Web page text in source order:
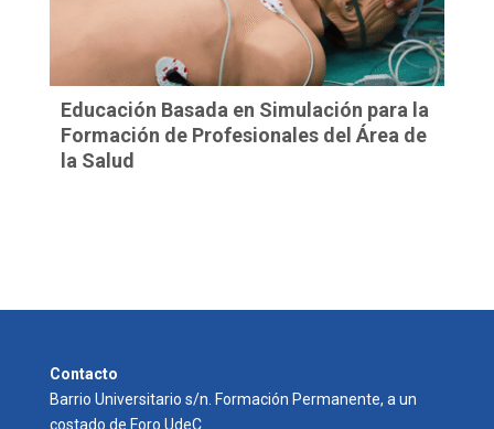
Educación Basada en Simulación para la
Formación de Profesionales del Área de
la Salud
Contacto
Barrio Universitario s/n. Formación Permanente, a un
costado de Foro UdeC.